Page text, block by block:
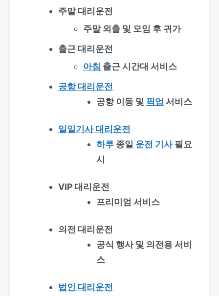
주말 대리운전
주말 외출 및 모임 후 귀가
출근 대리운전
아침 출근 시간대 서비스
공항 대리운전
공항 이동 및 픽업 서비스
일일기사 대리운전
하루종일 운전 기사필요
시
VIP 대리운전
프리미엄 서비스
의전 대리운전
공식 행사 및 의전용 서비
스
법인 대리운전